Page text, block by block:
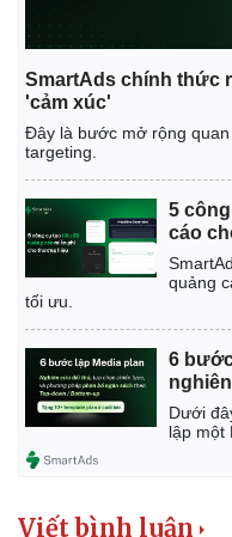
Quan sát
Cuộc sống đó đây
Hồ sơ
SmartAds chính thức
'cảm xúc'
Đây là bước mở rộng
targeting.
5
cáo
quảng
tối ưu.
6
Dưới
lập một
Viết bình luận